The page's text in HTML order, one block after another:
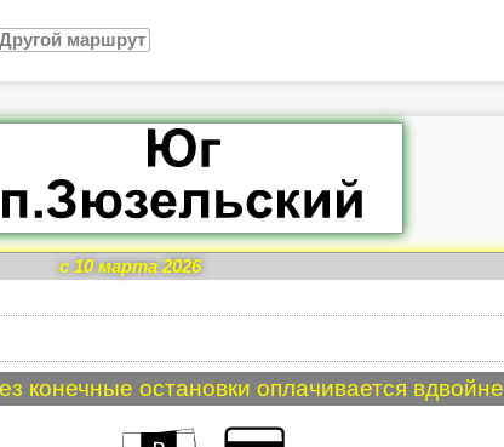
Другой маршрут
c 10 марта 2026
конечные остановки оплачивается вдвойне